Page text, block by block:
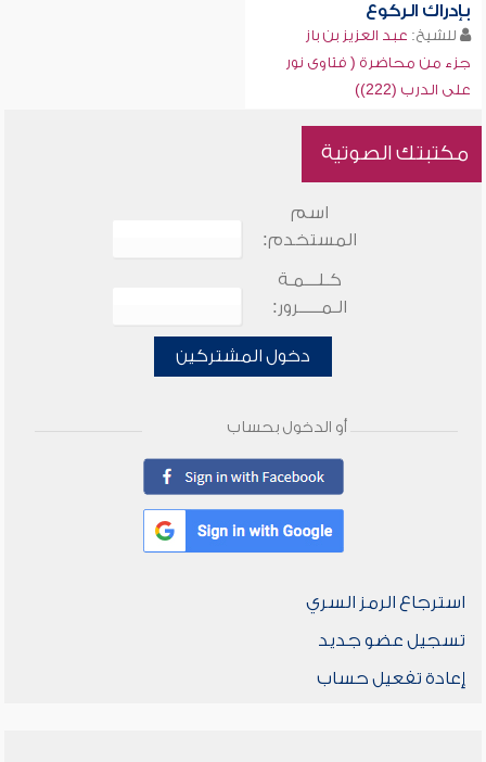
بإدراك الركوع
للشيخ: عبد العزيز بن باز
جزء من محاضرة ( فتاوى نور
على الدرب (222))
مكتبتك الصوتية
اسم
المستخدم:
كـلـــمـة
الـمـــــرور:
دخول المشتركين
أو الدخول بحساب
استرجاع الرمز السري
تسجيل عضو جديد
إعادة تفعيل حساب